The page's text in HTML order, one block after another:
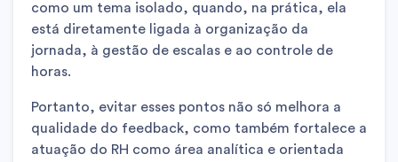
como um tema isolado, quando, na prática, ela
está diretamente ligada à organização da
jornada, à gestão de escalas e ao controle de
horas.
Portanto, evitar esses pontos não só melhora a
qualidade do feedback, como também fortalece a
atuação do RH como área analítica e orientada